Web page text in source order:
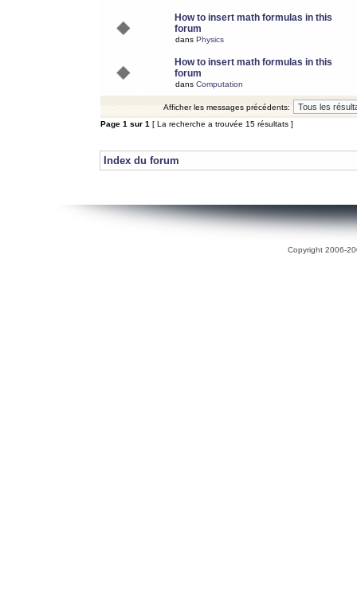
How to insert math formulas in this
forum
dans Physics
How to insert math formulas in this
forum
dans Computation
Afficher les messages précédents:
Page 1 sur 1 [ La recherche a trouvée 15 résultats ]
Index du forum
Copyright 2006-